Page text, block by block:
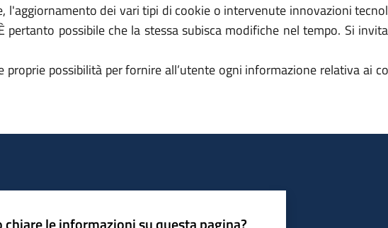
l'aggiornamento dei vari tipi di cookie o intervenute innovazioni
possibile che la stessa subisca modifiche nel tempo. Si
possibilità per fornire all’utente ogni informazione relativa ai